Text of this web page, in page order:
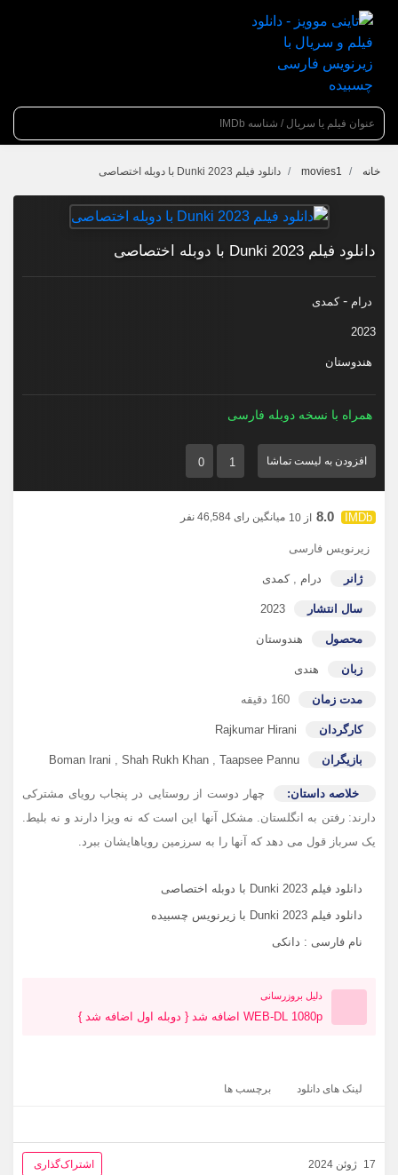
عنوان
خانه movies1 دانلود فیلم Dunki 2023 با دوبله اختصاصی
دانلود فیلم Dunki 2023 با دوبله اختصاصی
درام -کمدی
2023
هندوستان
همراه با نسخه دوبله فارسی
افزودن به لیست تماشا 1
0
8.0 از 10 میانگین رای 46,584 نفر
زیرنویس فارسی
ژانر درام ,کمدی
سال انتشار 2023
محصول هندوستان
زبان هندی
مدت زمان 160 دقیقه
کارگردان Rajkumar Hirani
بازیگران Boman Irani , Shah Rukh Khan , Taapsee Pannu
خلاصه داستان:
چهار دوست از روستایی در پنجاب رویای مشترکی
دارند: رفتن به انگلستان. مشکل آنها این است که نه ویزا دارند و نه بلیط.
یک سرباز قول می دهد که آنها را به سرزمین رویاهایشان ببرد.
دانلود فیلم Dunki 2023 با دوبله اختصاصی
دانلود فیلم Dunki 2023 با زیرنویس چسبیده
نام فارسی : دانکی
دلیل بروزرسانی
WEB-DL 1080p اضافه شد { دوبله اول اضافه شد }
لینک های دانلود برچسب ها
17 ژوئن 2024 اشتراک‌گذاری